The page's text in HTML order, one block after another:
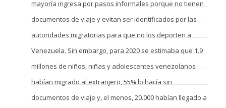
mayoría ingresa por pasos informales porque no tienen
documentos de viaje y evitan ser identificados por las
autoridades migratorias para que no los deporten a
Venezuela. Sin embargo, para 2020 se estimaba que 1.9
millones de niños, niñas y adolescentes venezolanos
habían migrado al extranjero, 55% lo hacía sin
documentos de viaje y, el menos, 20.000 habían llegado a